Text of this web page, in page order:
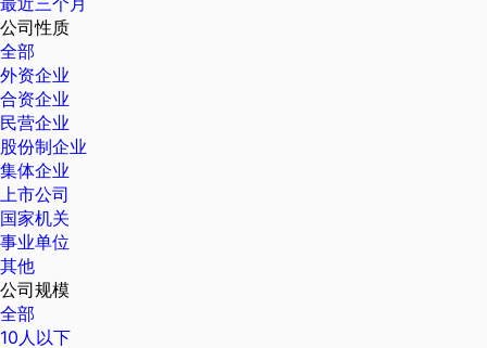
公司性质
全部
外资企业
合资企业
民营企业
股份制企业
集体企业
上市公司
国家机关
事业单位
其他
公司规模
全部
10人以下